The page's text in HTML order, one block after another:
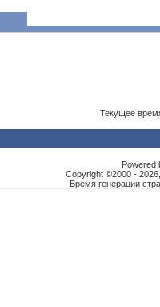
Текущее
Powered
Copyright ©2000 -
Время генерации